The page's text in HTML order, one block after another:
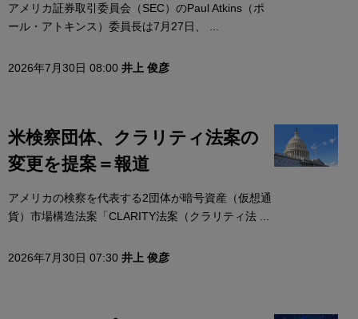
アメリカ証券取引委員会（SEC）のPaul Atkins（ポ
ール・アトキンス）委員長は7月27日、 ...
2026年7月30日 08:00 井上 俊彦
米検察団体、クラリティ法案の
変更を提案＝報道
アメリカの検察を代表する2団体が暗号資産（仮想通
貨）市場構造法案「CLARITY法案（クラリティ法 ...
2026年7月30日 07:30 井上 俊彦